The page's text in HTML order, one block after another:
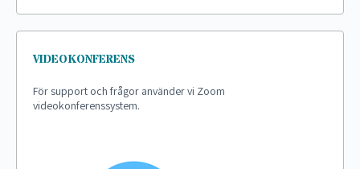
VIDEOKONFERENS
För support och frågor använder vi Zoom
videokonferenssystem.